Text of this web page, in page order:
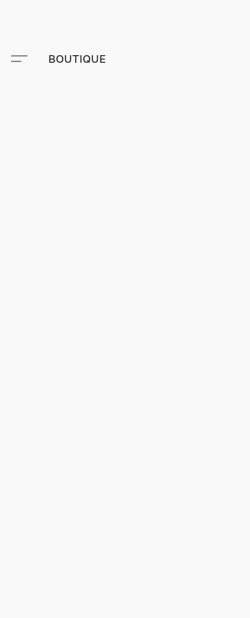
BOUTIQUE